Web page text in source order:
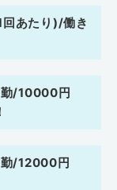
あたり)/働き
/10000円
/12000円